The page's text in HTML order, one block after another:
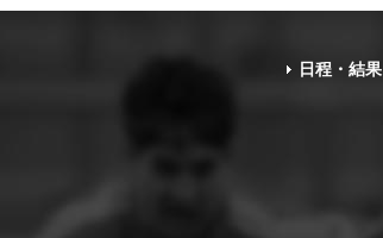
日程・結果